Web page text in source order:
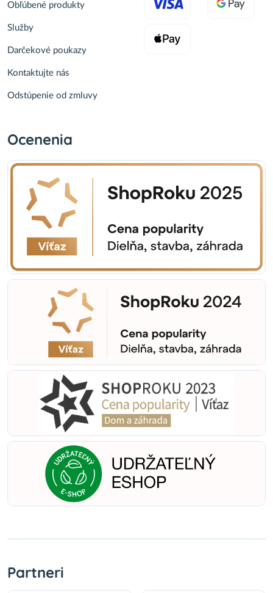
Obľúbené produkty
Služby
Darčekové poukazy
Kontaktujte nás
Odstúpenie od zmluvy
Ocenenia
Partneri